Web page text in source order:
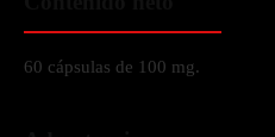
60 cápsulas de 100 mg.